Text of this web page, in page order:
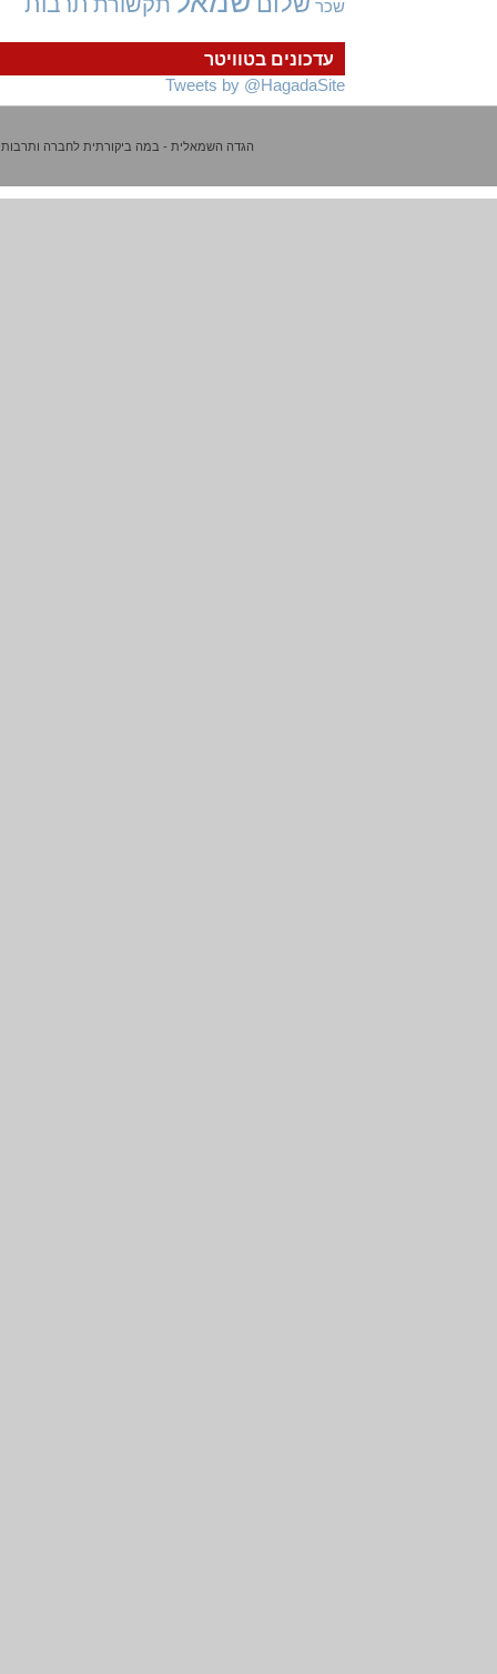
עדכונים בטוויטר
Tweets by @HagadaSite
שכר
הגדה השמאלית - במה ביקורתית לחברה ותרבות